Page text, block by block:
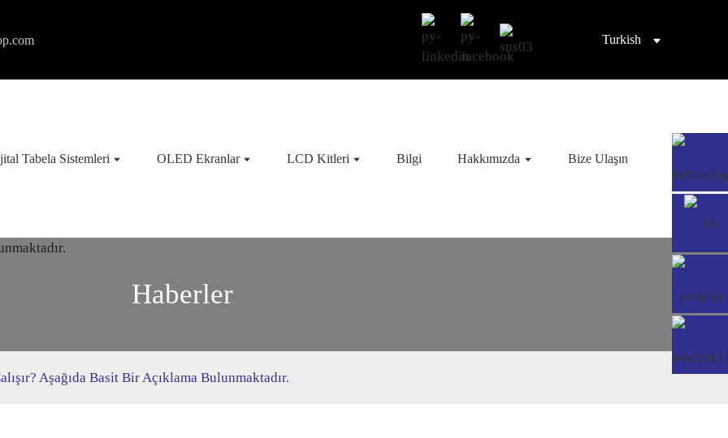
Turkish
Tabela Sistemleri OLED Ekranlar LCD Kitleri Bilgi Hakkımızda Bize Ulaşın
Haberler
Aşağıda Basit Bir Açıklama Bulunmaktadır.